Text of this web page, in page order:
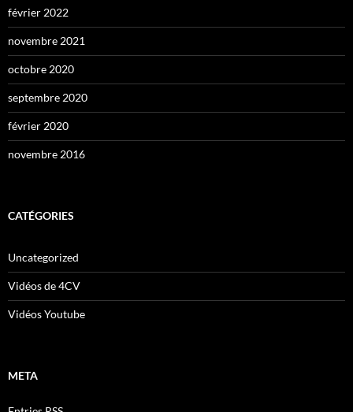
février 2022
novembre 2021
octobre 2020
septembre 2020
février 2020
novembre 2016
CATÉGORIES
Uncategorized
Vidéos de 4CV
Vidéos Youtube
META